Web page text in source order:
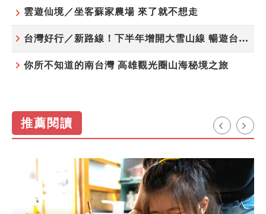
雲遊仙境／坐客蘇家農場 來了就不想走
台灣好行／新路線！下半年增開大雪山線 暢遊台中更便利
你所不知道的南台灣 高雄觀光圈山海秘境之旅
推薦閱讀